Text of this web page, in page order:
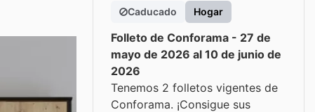
Caducado Hogar
Folleto de Conforama - 27 de
mayo de 2026 al 10 de junio de
2026
Tenemos 2 folletos vigentes de
Conforama. ¡Consigue sus